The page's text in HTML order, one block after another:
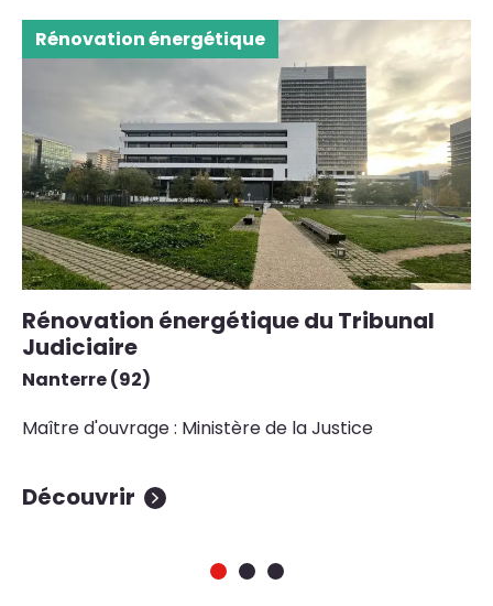
Rénovation énergétique
Rénovation énergétique du Tribunal
Judiciaire
Nanterre (92)
Maître d'ouvrage : Ministère de la Justice
Découvrir